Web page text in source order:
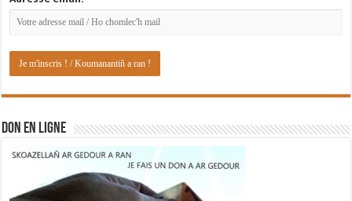
DON EN LIGNE